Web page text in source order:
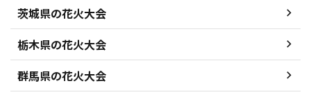
茨城県の花火大会
栃木県の花火大会
群馬県の花火大会